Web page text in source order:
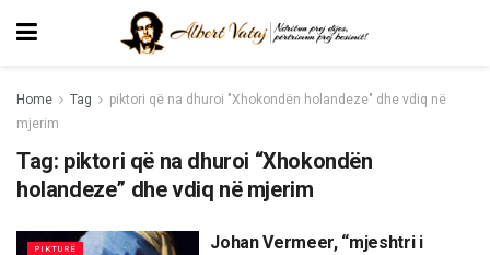
Home Tag
piktori që na dhuroi "Xhokondën holandeze" dhe vdiq në
mjerim
Tag: piktori që na dhuroi “Xhokondën
holandeze” dhe vdiq në mjerim
PIKTURË
Johan Vermeer, “mjeshtri i